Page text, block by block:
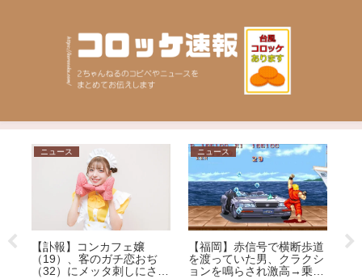
ニュース
【訃報】コンカフェ嬢
（19）、客のガチ恋おぢ
（32）にメッタ刺しにされ
ニュース
【福岡】赤信号で横断歩道
を渡っていた男、クラクシ
ョンを鳴らされ激高→乗用